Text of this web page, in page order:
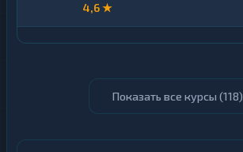
4,6 ★
Показать все курсы (118)